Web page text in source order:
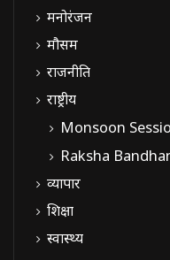
मनोरंजन
मौसम
राजनीति
राष्ट्रीय
Monsoon
Raksha
व्यापार
शिक्षा
स्वास्थ्य